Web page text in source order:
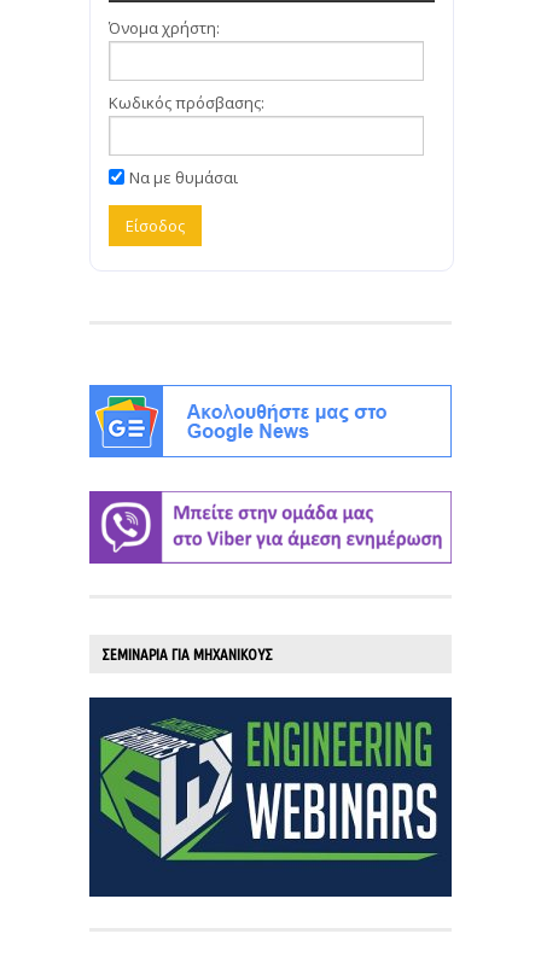
Όνομα χρήστη:
Κωδικός πρόσβασης:
Να με θυμάσαι
ΣΕΜΙΝΑΡΙΑ ΓΙΑ ΜΗΧΑΝΙΚΟΥΣ